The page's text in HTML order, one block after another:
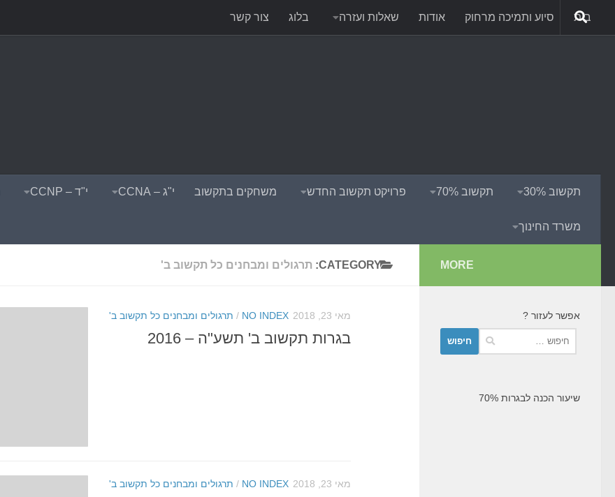
בית סיוע ותמיכה מרחוק אודות שאלות ועזרה בלוג צור קשר
תקשוב 30% תקשוב 70% פרויקט תקשוב החדש משחקים בתקשוב י"ג – CCNA י"ד – CCNP
משרד החינוך
CATEGORY: תרגולים ומבחנים כל תקשוב ב'
NO INDEX
/ תרגולים ומבחנים כל תקשוב ב' מאי 23, 2018
בגרות תקשוב ב' תשע"ה – 2016
NO INDEX
/ תרגולים ומבחנים כל תקשוב ב' מאי 23, 2018
MORE
אפשר לעזור ?
שיעור הכנה לבגרות 70%